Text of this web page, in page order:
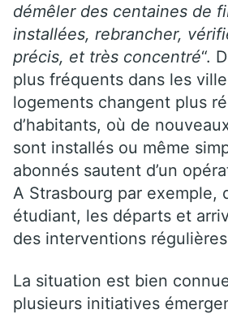
démêler des centaines de
installées, rebrancher,
précis, et très concentré“.
plus fréquents dans les
logements changent plus
d’habitants, où de
sont installés ou même
abonnés sautent d’un
A Strasbourg par exemple,
étudiant, les départs et
des interventions
La situation est bien
plusieurs initiatives